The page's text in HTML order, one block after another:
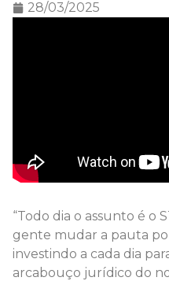
28/03/2025
“Todo dia o assunto é o
gente mudar a pauta
investindo a cada dia
arcabouço jurídico do